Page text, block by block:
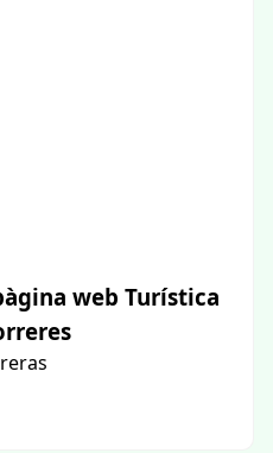
web Turística